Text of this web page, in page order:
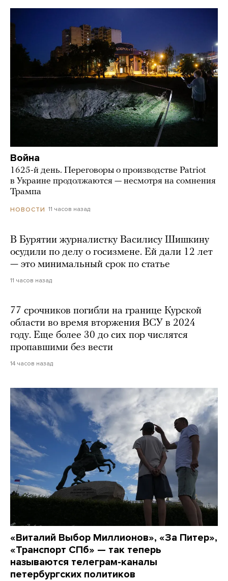
Война
1625-й день. Переговоры о производстве Patriot
в Украине продолжаются — несмотря на сомнения
Трампа
НОВОСТИ 11 часов назад
В Бурятии журналистку Василису Шишкину
осудили по делу о госизмене. Ей дали 12 лет
— это минимальный срок по статье
11 часов назад
77 срочников погибли на границе Курской
области во время вторжения ВСУ в 2024
году. Еще более 30 до сих пор числятся
пропавшими без вести
14 часов назад
«Виталий Выбор Миллионов», «За Питер»,
«Транспорт СПб» — так теперь
называются телеграм-каналы
петербургских политиков